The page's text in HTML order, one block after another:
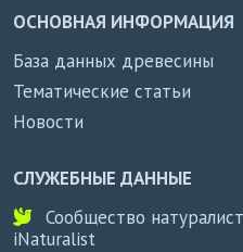
ОСНОВНАЯ ИНФОРМАЦИЯ
База данных древесины
Тематические статьи
Новости
СЛУЖЕБНЫЕ ДАННЫЕ
Сообщество
iNaturalist